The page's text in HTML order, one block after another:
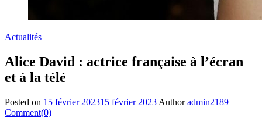
Actualités
Alice David : actrice française à l’écran
et à la télé
Posted on 15 février 202315 février 2023 Author admin2189
Comment(0)